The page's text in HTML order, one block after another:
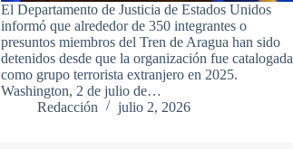
El Departamento de Justicia de Estados Unidos
informó que alrededor de 350 integrantes o
presuntos miembros del Tren de Aragua han sido
detenidos desde que la organización fue catalogada
como grupo terrorista extranjero en 2025.
Washington, 2 de julio de…
Redacción
julio 2, 2026